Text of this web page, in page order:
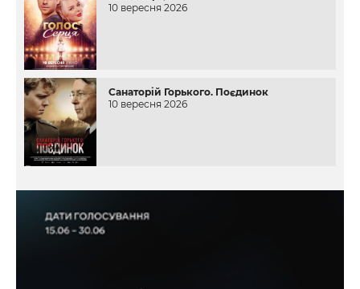
10 вересня 2026
Санаторій Горького. Поєдинок
10 вересня 2026